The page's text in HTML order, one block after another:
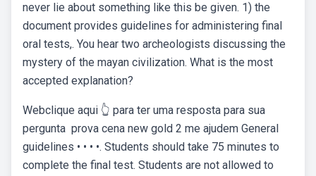
never lie about something like this be given. 1) the
document provides guidelines for administering final
oral tests,. You hear two archeologists discussing the
mystery of the mayan civilization. What is the most
accepted explanation?
Webclique aqui 👆 para ter uma resposta para sua
pergunta ️ prova cena new gold 2 me ajudem General
guidelines • • • •. Students should take 75 minutes to
complete the final test. Students are not allowed to